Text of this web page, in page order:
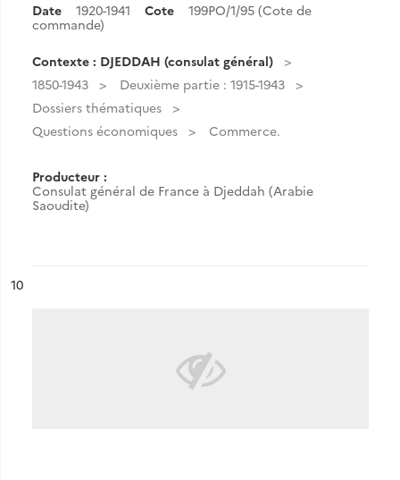
Date 1920-1941 Cote
199PO/1/95 (Cote de
commande)
Contexte : DJEDDAH (consulat général)
1850-1943
Deuxième partie : 1915-1943
Dossiers thématiques
Questions économiques
Commerce.
Producteur :
Consulat général de France à Djeddah (Arabie
Saoudite)
n°
10